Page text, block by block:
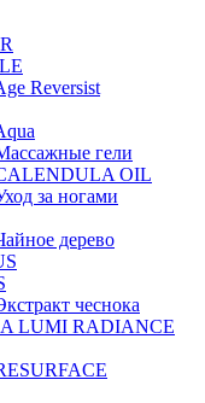
Reversist
гели
OIL
за ногами
дерево
чеснока
LUMI RADIANCE